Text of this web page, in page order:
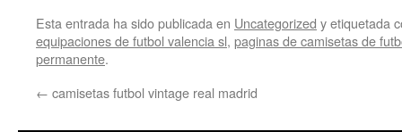
Esta entrada ha sido publicada en Uncategorized y etiquetada
equipaciones de futbol valencia sl, paginas de camisetas de
permanente.
← camisetas futbol vintage real madrid